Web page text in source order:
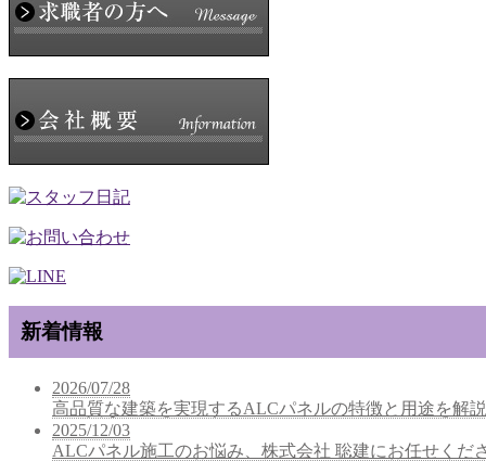
新着情報
2026/07/28
高品質な建築を実現するALCパネルの特徴と用途を解説
2025/12/03
ALCパネル施工のお悩み、株式会社 聡建にお任せくだ